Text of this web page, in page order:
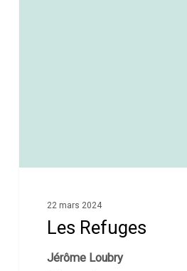
22 mars 2024
Les Refuges
Jérôme Loubry